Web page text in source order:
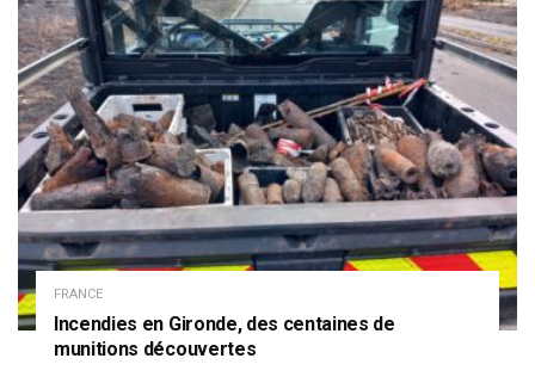
FRANCE
Incendies en Gironde, des centaines de
munitions découvertes